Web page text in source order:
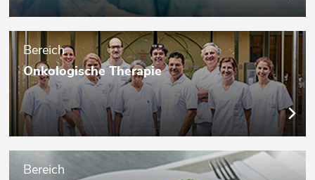
Bereich
Onkologische Therapie
Bereich